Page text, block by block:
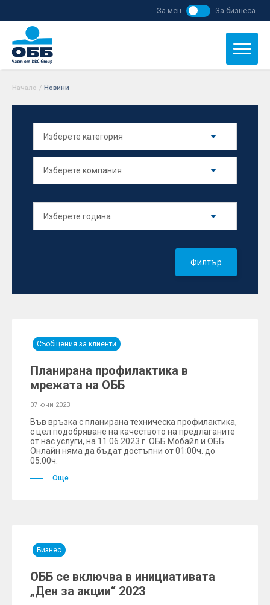
За мен За бизнеса
Начало / Новини
Филтър
Съобщения за клиенти
Планирана профилактика в
мрежата на ОББ
07 юни 2023
Във връзка с планирана техническа профилактика,
с цел подобряване на качеството на предлаганите
от нас услуги, на 11.06.2023 г. ОББ Мобайл и ОББ
Онлайн няма да бъдат достъпни от 01:00ч. до
05:00ч.
Още
Бизнес
ОББ се включва в инициативата
„Ден за акции“ 2023